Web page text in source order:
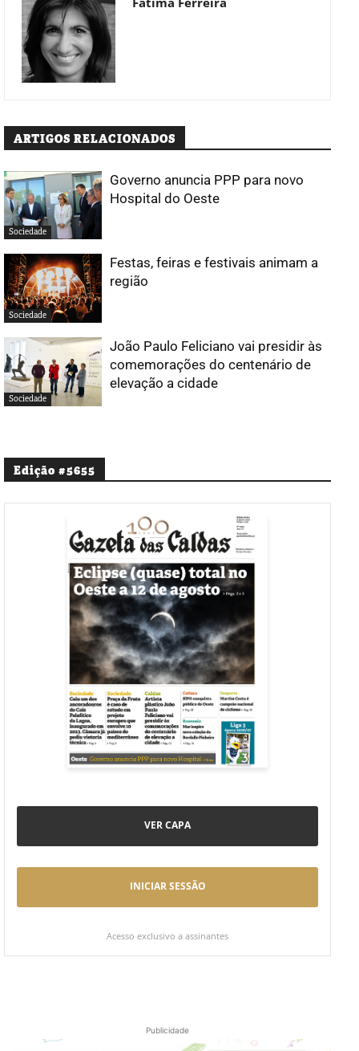
ARTIGOS RELACIONADOS
Sociedade
Governo anuncia PPP para novo
Hospital do Oeste
Sociedade
Festas, feiras e festivais animam a
região
Sociedade
João Paulo Feliciano vai presidir às
comemorações do centenário de
elevação a cidade
Edição #5655
VER CAPA
INICIAR SESSÃO
Acesso exclusivo a assinantes
Publicidade